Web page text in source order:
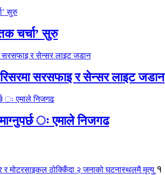
चर्चा’ सुरु
सरसफाइ र सेन्सर लाइट जडान
ः एमाले निजगढ
१